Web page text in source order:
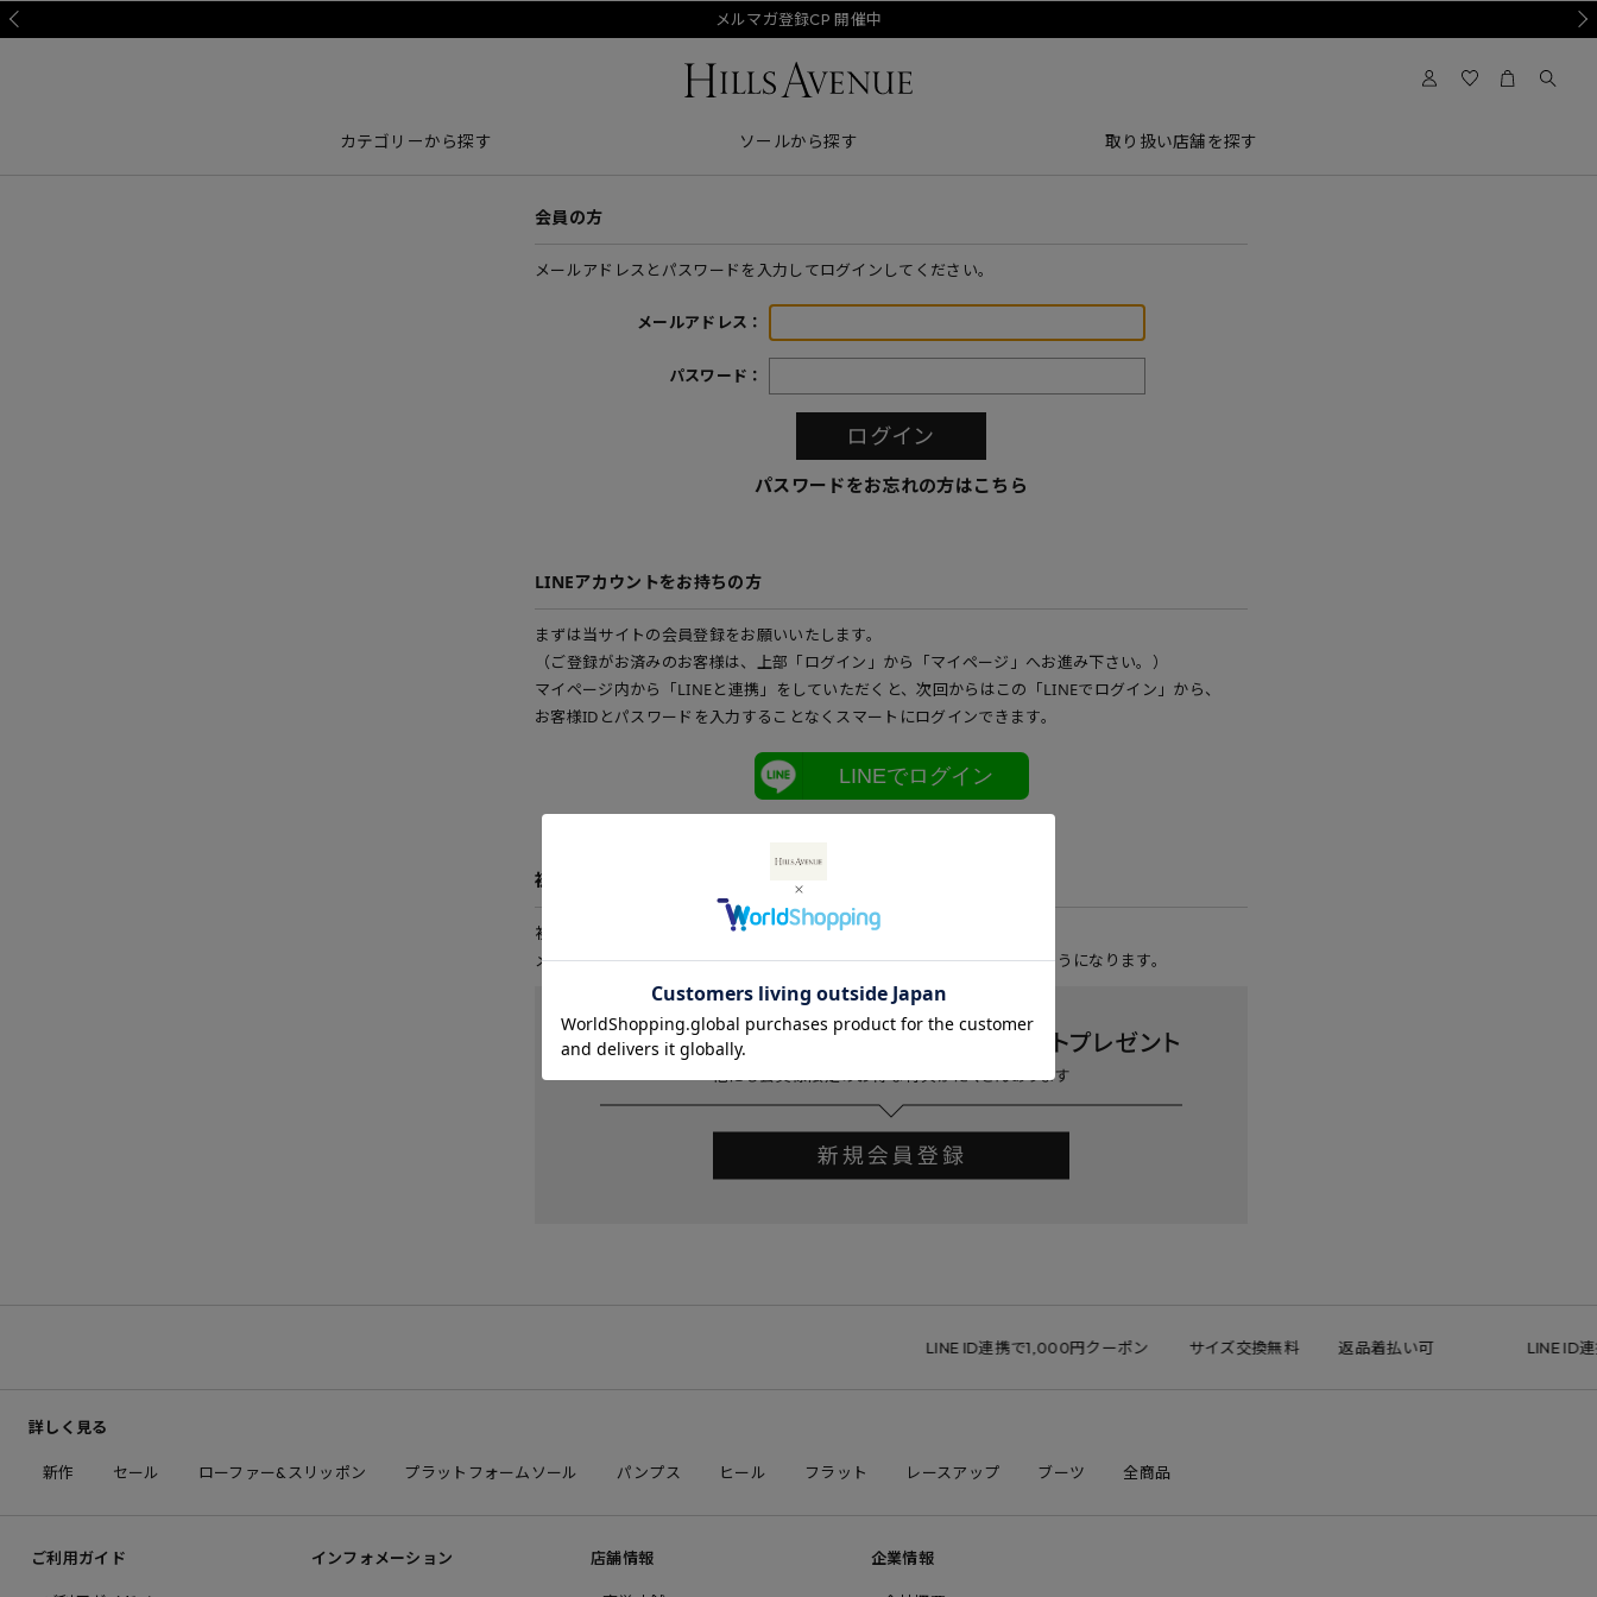
メルマガ登録CP 開催中
カテゴリーから探す ソールから探す 取り扱い店舗を探す
会員の方
メールアドレスとパスワードを入力してログインしてください。
メールアドレス：
パスワード：
パスワードをお忘れの方はこちら
LINEアカウントをお持ちの方
まずは当サイトの会員登録をお願いいたします。
（ご登録がお済みのお客様は、上部「ログイン」から「マイページ」へお進み下さい。）
マイページ内から「LINEと連携」をしていただくと、次回からはこの「LINEでログイン」から、
お客様IDとパスワードを入力することなくスマートにログインできます。
LINEでログイン
初めてご利用の方
初めてご利用のお客様は、こちらから会員登録を行って下さい。
メールアドレスとパスワードを登録しておくと便利にお買い物ができるようになります。
LINE ID連携で1,000円クーポン サイズ交換無料 返品着払い可 LINE ID連携
詳しく見る
新作 セール ローファー&スリッポン プラットフォームソール パンプス ヒール フラット レースアップ ブーツ 全商品
ご利用ガイド インフォメーション 店舗情報 企業情報